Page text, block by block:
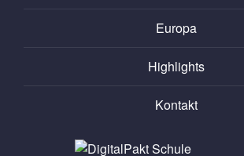
Europa
Highlights
Kontakt